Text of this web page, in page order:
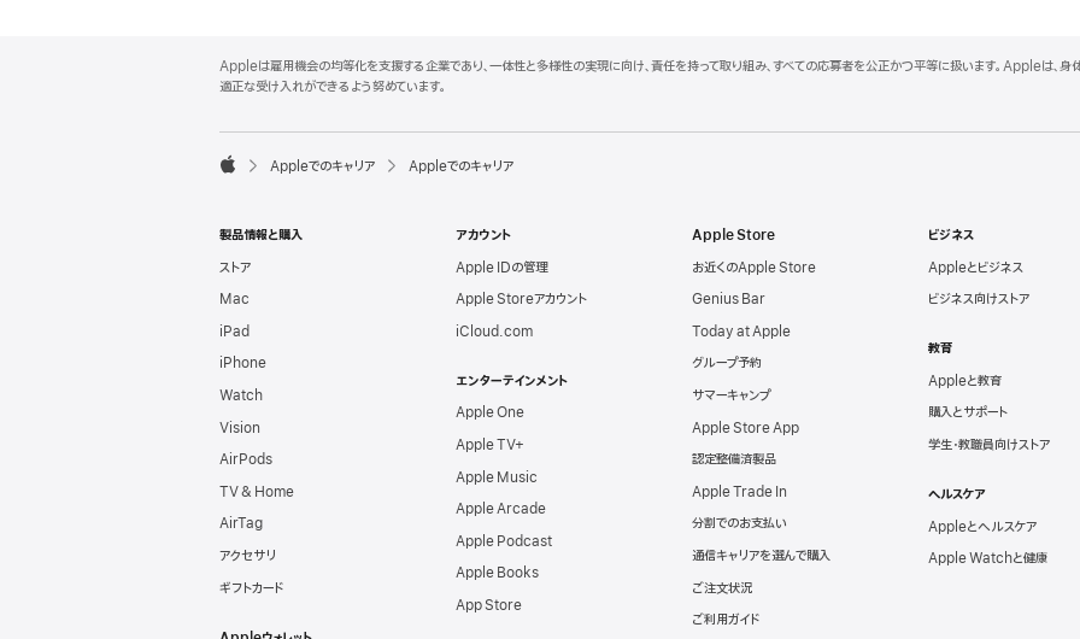
p
p
e
o
e
Appleは雇用機会の均等化を支援する企業であり、一体性と多様性の実現に向け、責任を持って取り組み、すべての応募者を公正かつ平等に扱います。Appleは、身
適正な受け入れができるよう努めています。

p
l
e
Appleでのキャリア Appleでのキャリア
製品情報と購入
ストア
Mac
iPad
iPhone
Watch
Vision
AirPods
TV & Home
AirTag
アクセサリ
ギフトカード
アカウント
Apple IDの管理
Apple Storeアカウント
iCloud.com
エンターテインメント
Apple One
Apple TV+
Apple Music
Apple Arcade
Apple Podcast
Apple Books
App Store
Apple Store
お近くのApple Store
Genius Bar
Today at Apple
グループ予約
サマーキャンプ
Apple Store App
認定整備済製品
Apple Trade In
分割でのお支払い
通信キャリアを選んで購入
ご注文状況
ご利用ガイド
ビジネス
Appleとビジネス
ビジネス向けストア
教育
Appleと教育
購入とサポート
学生・教職員向けストア
ヘルスケア
Appleとヘルスケア
Apple Watchと健康